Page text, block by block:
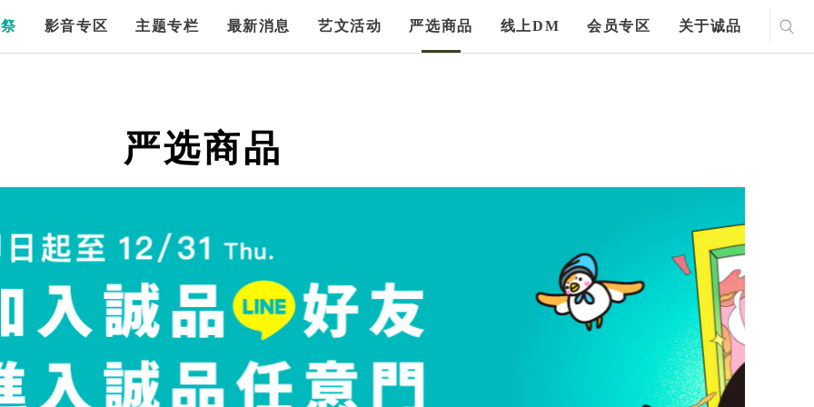
影音专区 主题专栏 最新消息 艺文活动 严选商品 线上DM 会员专区 关于诚品
严选商品